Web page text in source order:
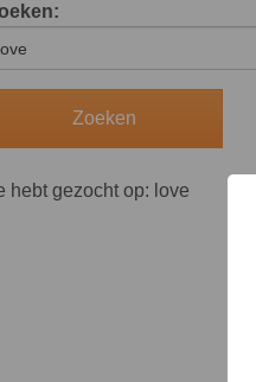
hebt gezocht op: love